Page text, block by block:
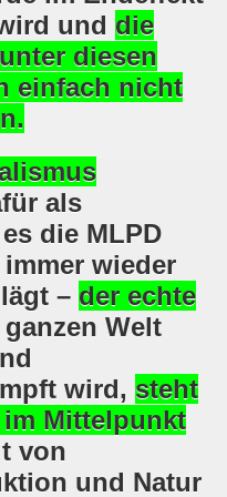
und die
diesen
einfach nicht
als
die MLPD
wieder
– der echte
Welt
wird, steht
Mittelpunkt
von
und Natur
zu kämpfen
zum Protest und
Stärken wir
750. Jubiläum der
Bewegung auf
und gegen die
Teilnehmerinnen
- stärken wir
Zeichen des Kampfes
am 28.03.2022 auf